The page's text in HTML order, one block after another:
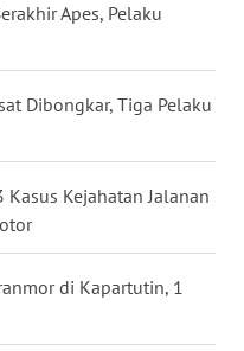
Apes, Pelaku
Dibongkar, Tiga Pelaku
Kejahatan Jalanan
di Kapartutin, 1